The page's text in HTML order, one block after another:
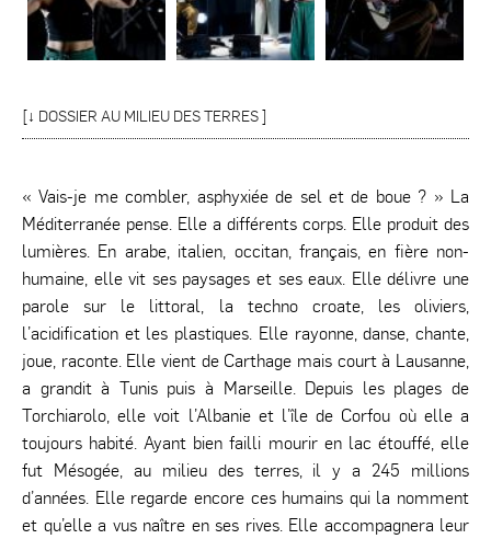
[↓ DOSSIER AU MILIEU DES TERRES]
« Vais-je me combler, asphyxiée de sel et de boue ? » La
Méditerranée pense. Elle a différents corps. Elle produit des
lumières. En arabe, italien, occitan, français, en fière non-
humaine, elle vit ses paysages et ses eaux. Elle délivre une
parole sur le littoral, la techno croate, les oliviers,
l’acidification et les plastiques. Elle rayonne, danse, chante,
joue, raconte. Elle vient de Carthage mais court à Lausanne,
a grandit à Tunis puis à Marseille. Depuis les plages de
Torchiarolo, elle voit l’Albanie et l’île de Corfou où elle a
toujours habité. Ayant bien failli mourir en lac étouffé, elle
fut Mésogée, au milieu des terres, il y a 245 millions
d’années. Elle regarde encore ces humains qui la nomment
et qu’elle a vus naître en ses rives. Elle accompagnera leur